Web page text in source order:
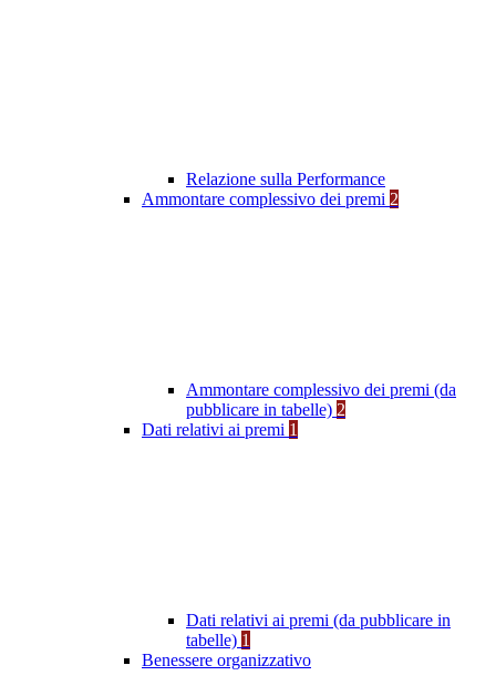
Relazione sulla Performance
Ammontare complessivo dei premi 2
Ammontare complessivo dei premi (da
pubblicare in tabelle) 2
Dati relativi ai premi 1
Dati relativi ai premi (da pubblicare in
tabelle) 1
Benessere organizzativo